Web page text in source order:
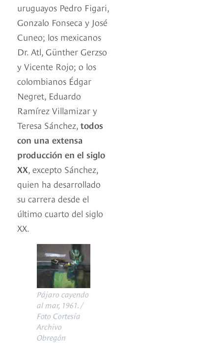
uruguayos Pedro Figari,
Gonzalo Fonseca y José
Cuneo; los mexicanos
Dr. Atl, Günther Gerzso
y Vicente Rojo; o los
colombianos Édgar
Negret, Eduardo
Ramírez Villamizar y
Teresa Sánchez, todos
con una extensa
producción en el siglo
XX , excepto Sánchez,
quien ha desarrollado
su carrera desde el
último cuarto del siglo
XX.
Pájaro cayendo
al mar, 1961. /
Foto Cortesía
Archivo
Obregón